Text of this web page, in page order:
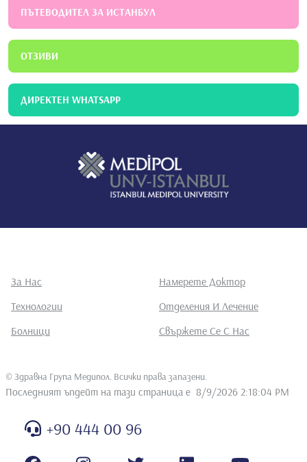
ПЪТЕВОДИТЕЛ ЗА ИСТАНБУЛ
ОТЗИВИ
ДИРЕКТЕН WHATSAPP
За Нас
Намерете Доктор
Технологии
Отделения И Лечение
Болници
Свържете Се С Нас
© Здравна Група Медипол. Всички права запазени
Последният ъпдейт на тази страница е 8/9/2026 2:18:04 PM
+90 444 00 96